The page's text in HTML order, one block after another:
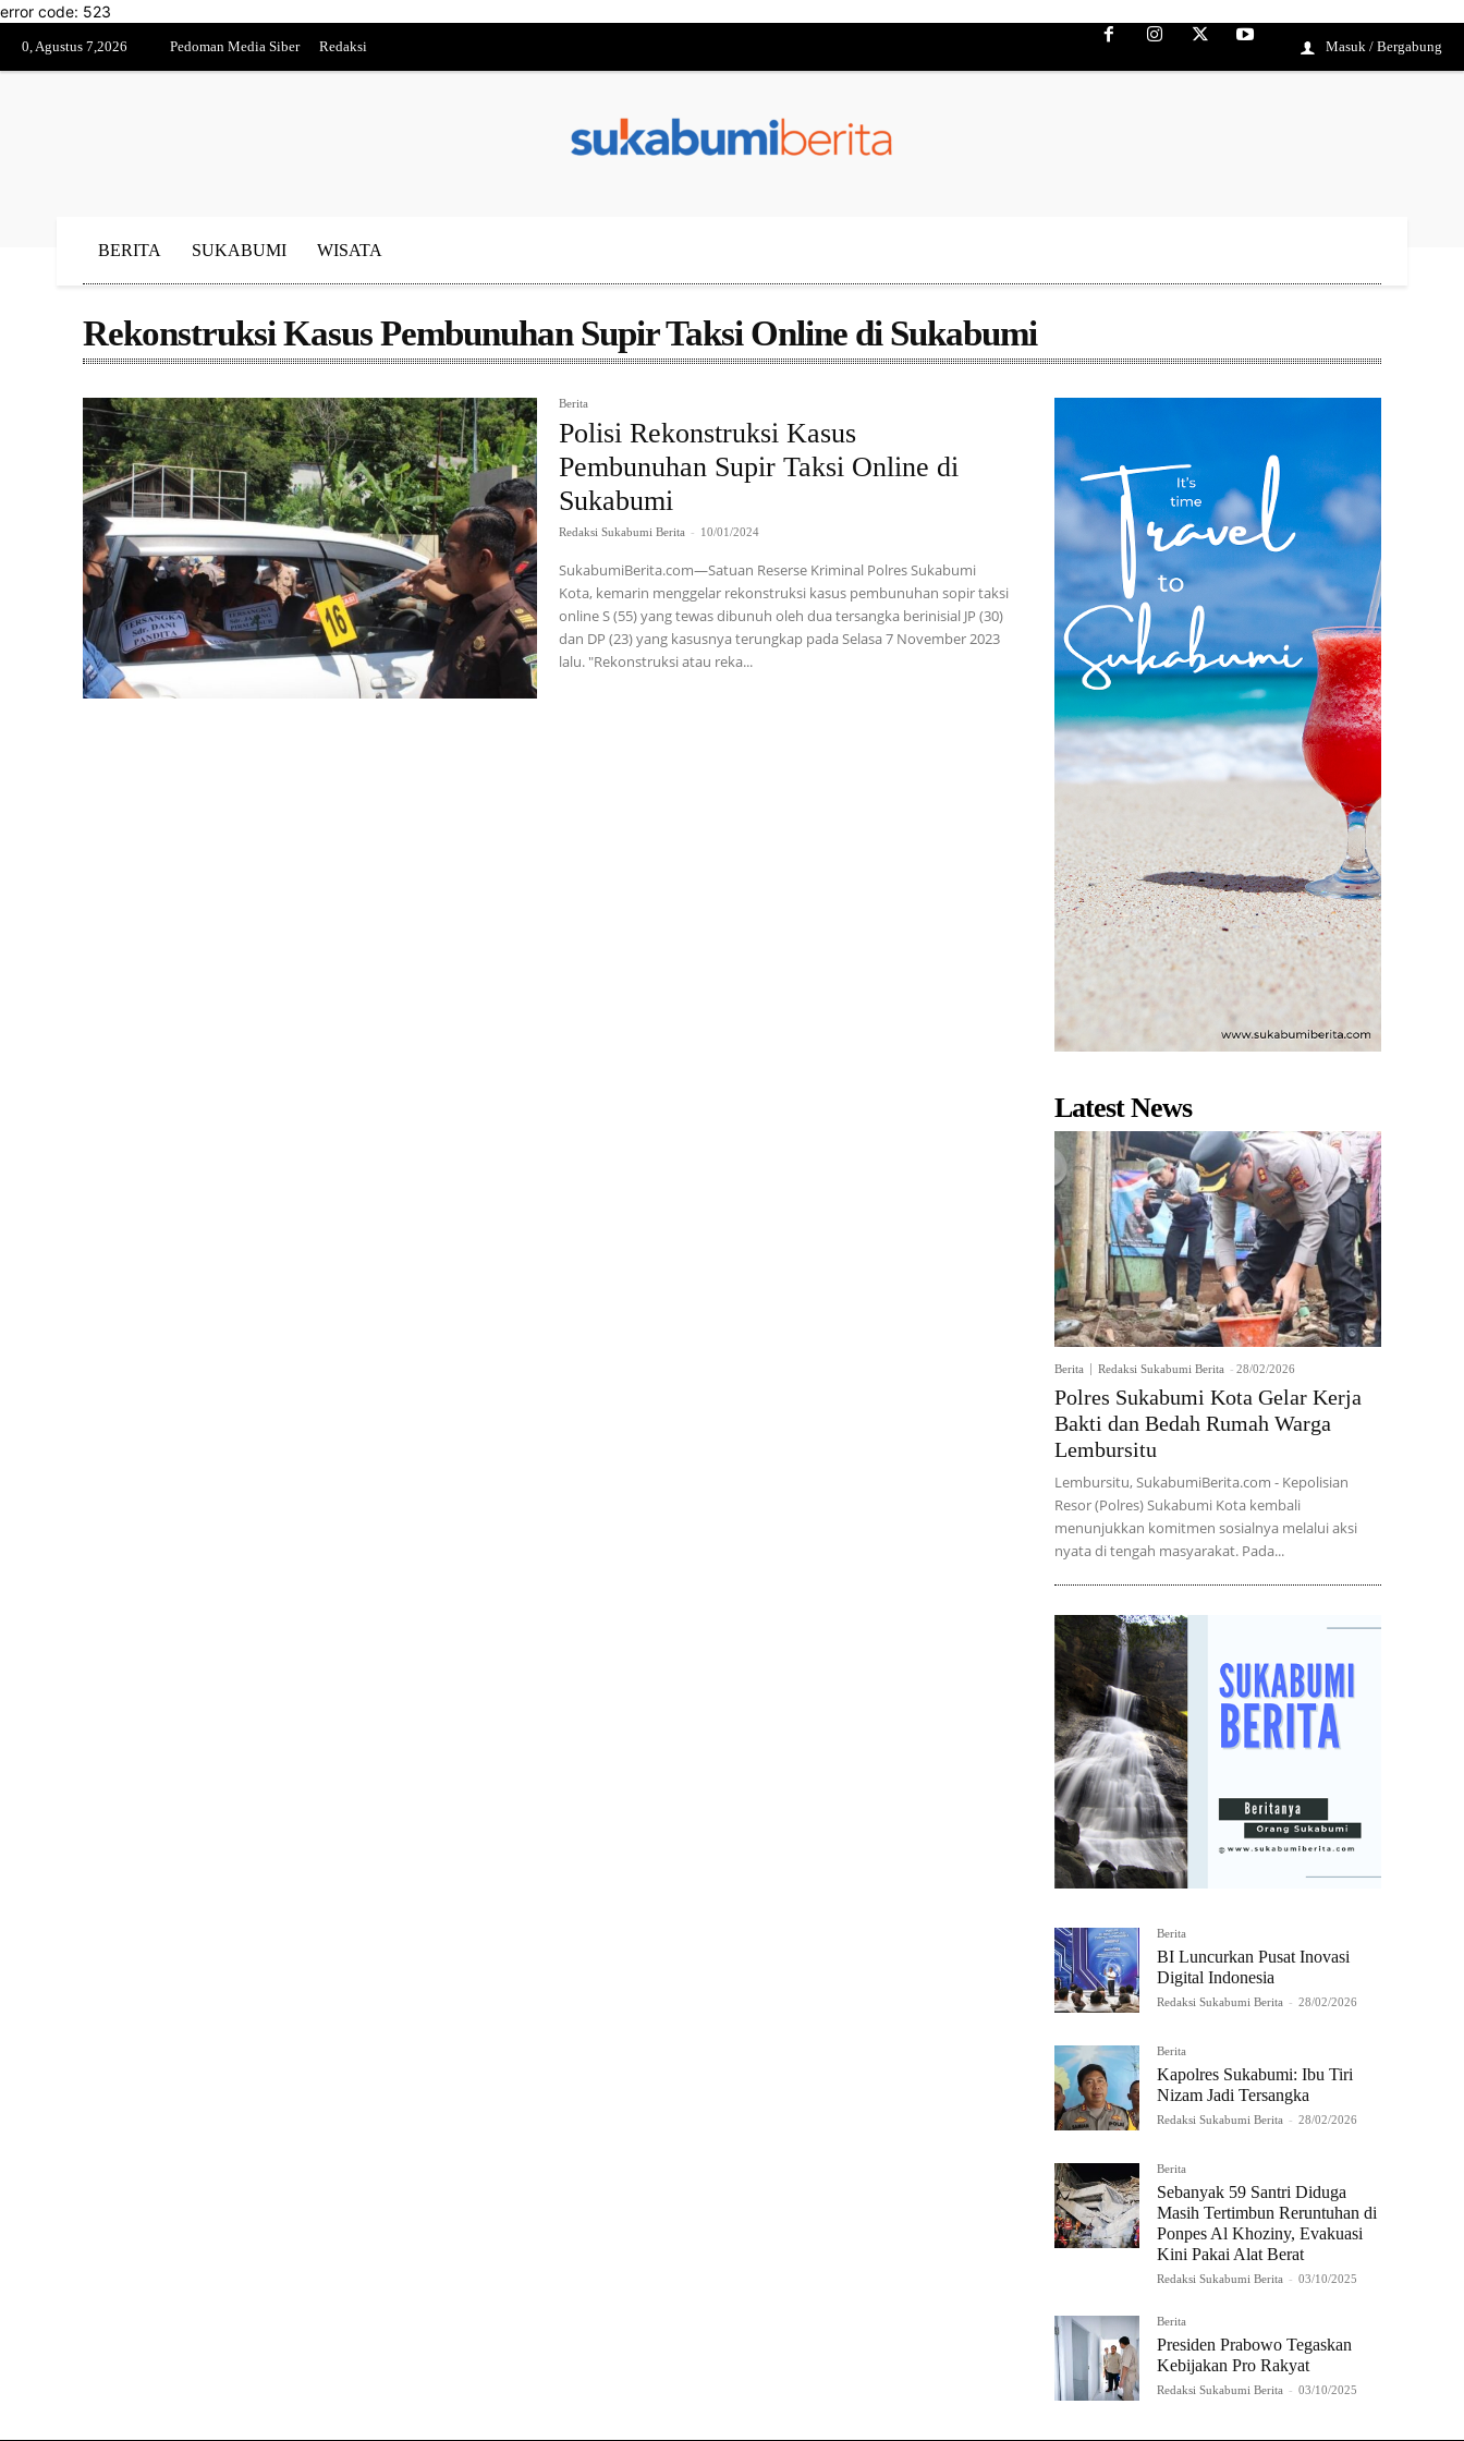
error code: 523
0, Agustus 7,2026 Pedoman Media Siber Redaksi Masuk / Bergabung
BERITA SUKABUMI WISATA
Rekonstruksi Kasus Pembunuhan Supir Taksi Online di Sukabumi
Berita
Polisi Rekonstruksi Kasus
Pembunuhan Supir Taksi Online di
Sukabumi
Redaksi Sukabumi Berita - 10/01/2024
SukabumiBerita.com—Satuan Reserse Kriminal Polres Sukabumi
Kota, kemarin menggelar rekonstruksi kasus pembunuhan sopir taksi
online S (55) yang tewas dibunuh oleh dua tersangka berinisial JP (30)
dan DP (23) yang kasusnya terungkap pada Selasa 7 November 2023
lalu. "Rekonstruksi atau reka...
Latest News
Berita Redaksi Sukabumi Berita - 28/02/2026
Polres Sukabumi Kota Gelar Kerja
Bakti dan Bedah Rumah Warga
Lembursitu
Lembursitu, SukabumiBerita.com - Kepolisian
Resor (Polres) Sukabumi Kota kembali
menunjukkan komitmen sosialnya melalui aksi
nyata di tengah masyarakat. Pada...
Berita
BI Luncurkan Pusat Inovasi
Digital Indonesia
Redaksi Sukabumi Berita - 28/02/2026
Berita
Kapolres Sukabumi: Ibu Tiri
Nizam Jadi Tersangka
Redaksi Sukabumi Berita - 28/02/2026
Berita
Sebanyak 59 Santri Diduga
Masih Tertimbun Reruntuhan di
Ponpes Al Khoziny, Evakuasi
Kini Pakai Alat Berat
Redaksi Sukabumi Berita - 03/10/2025
Berita
Presiden Prabowo Tegaskan
Kebijakan Pro Rakyat
Redaksi Sukabumi Berita - 03/10/2025